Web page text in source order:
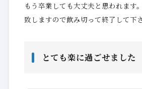
もう卒業しても大丈夫と思われます
致しますので飲み切って終了して下
とても楽に過ごせました